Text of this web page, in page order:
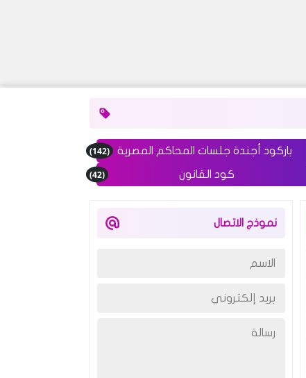
باركود أجندة جلسات المحاكم المصرية (142)
كود القانون (42)
نموذج الاتصال